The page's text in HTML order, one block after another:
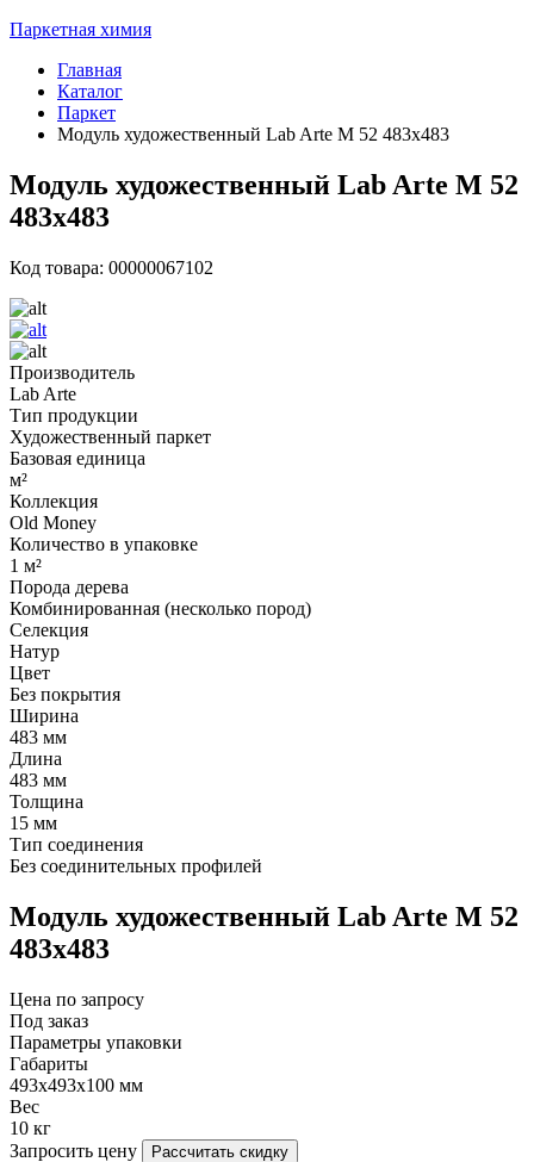
Паркетная химия
Главная
Каталог
Паркет
Модуль художественный Lab Arte М 52 483х483
Модуль художественный Lab Arte М 52
483х483
Код товара: 00000067102
Производитель
Lab Arte
Тип продукции
Художественный паркет
Базовая единица
м²
Коллекция
Old Money
Количество в упаковке
1 м²
Порода дерева
Комбинированная (несколько пород)
Селекция
Натур
Цвет
Без покрытия
Ширина
483 мм
Длина
483 мм
Толщина
15 мм
Тип соединения
Без соединительных профилей
Модуль художественный Lab Arte М 52
483х483
Цена по запросу
Под заказ
Параметры упаковки
Габариты
493х493х100 мм
Вес
10 кг
Запросить цену
Рассчитать скидку